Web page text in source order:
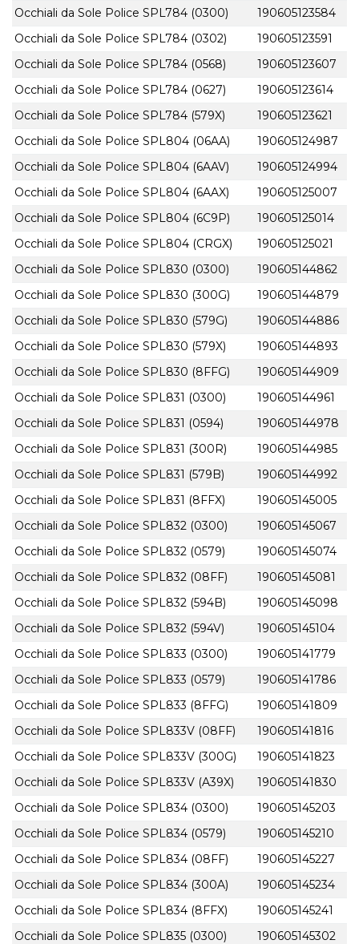
Occhiali da Sole Police SPL784 (0300)
190605123584
Occhiali da Sole Police SPL784 (0302)
190605123591
Occhiali da Sole Police SPL784 (0568)
190605123607
Occhiali da Sole Police SPL784 (0627)
190605123614
Occhiali da Sole Police SPL784 (579X)
190605123621
Occhiali da Sole Police SPL804 (06AA)
190605124987
Occhiali da Sole Police SPL804 (6AAV)
190605124994
Occhiali da Sole Police SPL804 (6AAX)
190605125007
Occhiali da Sole Police SPL804 (6C9P)
190605125014
Occhiali da Sole Police SPL804 (CRGX)
190605125021
Occhiali da Sole Police SPL830 (0300)
190605144862
Occhiali da Sole Police SPL830 (300G)
190605144879
Occhiali da Sole Police SPL830 (579G)
190605144886
Occhiali da Sole Police SPL830 (579X)
190605144893
Occhiali da Sole Police SPL830 (8FFG)
190605144909
Occhiali da Sole Police SPL831 (0300)
190605144961
Occhiali da Sole Police SPL831 (0594)
190605144978
Occhiali da Sole Police SPL831 (300R)
190605144985
Occhiali da Sole Police SPL831 (579B)
190605144992
Occhiali da Sole Police SPL831 (8FFX)
190605145005
Occhiali da Sole Police SPL832 (0300)
190605145067
Occhiali da Sole Police SPL832 (0579)
190605145074
Occhiali da Sole Police SPL832 (08FF)
190605145081
Occhiali da Sole Police SPL832 (594B)
190605145098
Occhiali da Sole Police SPL832 (594V)
190605145104
Occhiali da Sole Police SPL833 (0300)
190605141779
Occhiali da Sole Police SPL833 (0579)
190605141786
Occhiali da Sole Police SPL833 (8FFG)
190605141809
Occhiali da Sole Police SPL833V (08FF)
190605141816
Occhiali da Sole Police SPL833V (300G)
190605141823
Occhiali da Sole Police SPL833V (A39X)
190605141830
Occhiali da Sole Police SPL834 (0300)
190605145203
Occhiali da Sole Police SPL834 (0579)
190605145210
Occhiali da Sole Police SPL834 (08FF)
190605145227
Occhiali da Sole Police SPL834 (300A)
190605145234
Occhiali da Sole Police SPL834 (8FFX)
190605145241
Occhiali da Sole Police SPL835 (0300)
190605145302